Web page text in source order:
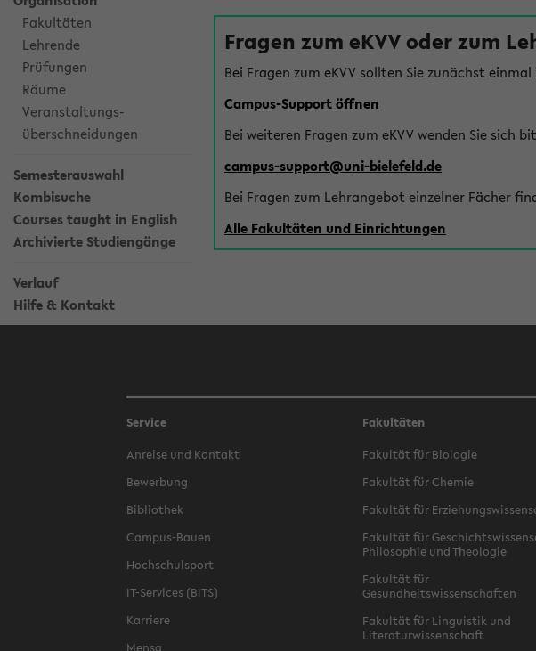
Fakultäten
Lehrende
Prüfungen
Räume
Veranstaltungs-
überschneidungen
Semesterauswahl
Kombisuche
Courses taught in English
Archivierte Studiengänge
Verlauf
Hilfe & Kontakt
Fragen zum eKVV oder zum
Bei Fragen zum eKVV sollten Sie zunächst
Campus-Support öffnen
Bei weiteren Fragen zum eKVV wenden Sie sich
campus-support@uni-bielefeld.de
Bei Fragen zum Lehrangebot einzelner Fächer
Alle Fakultäten und Einrichtungen
Service
Anreise und Kontakt
Bewerbung
Bibliothek
Campus-Bauen
Hochschulsport
IT-Services (BITS)
Karriere
Fakultäten
Fakultät für Biologie
Fakultät für Chemie
Fakultät für
Fakultät für
Philosophie und Theologie
Fakultät für
Gesundheitswissenschaften
Fakultät für Linguistik und
Literaturwissenschaft